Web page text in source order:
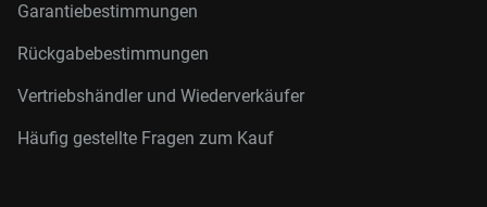
Garantiebestimmungen
Rückgabebestimmungen
Vertriebshändler und Wiederverkäufer
Häufig gestellte Fragen zum Kauf